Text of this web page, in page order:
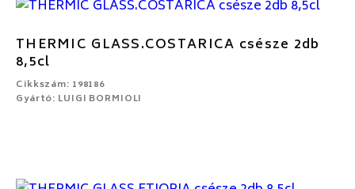
THERMIC GLASS.COSTARICA csésze 2db
8,5cl
Cikkszám: 198186
Gyártó: LUIGI BORMIOLI